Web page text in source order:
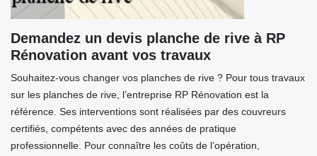
Demandez un devis planche de rive à RP
Rénovation avant vos travaux
Souhaitez-vous changer vos planches de rive ? Pour tous travaux
sur les planches de rive, l’entreprise RP Rénovation est la
référence. Ses interventions sont réalisées par des couvreurs
certifiés, compétents avec des années de pratique
professionnelle. Pour connaître les coûts de l’opération,